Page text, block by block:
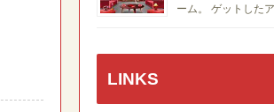
ーム。 ゲットした
LINKS